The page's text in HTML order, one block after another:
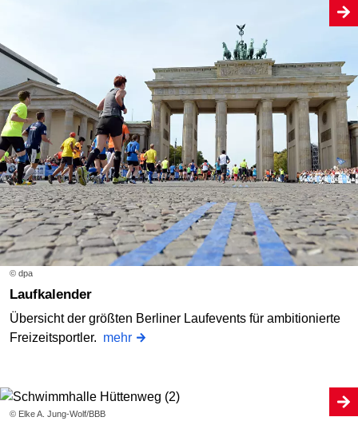
© dpa
Laufkalender
Übersicht der größten Berliner Laufevents für ambitionierte
Freizeitsportler. mehr
© Elke A. Jung-Wolf/BBB